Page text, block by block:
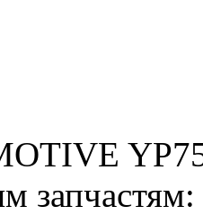
запчастям: